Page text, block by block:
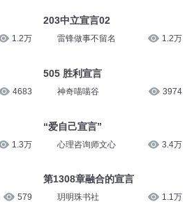
1.2万
4683
1.3万
579
203中立宣言02
雷锋做事不留名 1.2万
505 胜利宣言
神奇喵喵谷 3974
“爱自己宣言”
心理咨询师文心 3.4万
第1308章融合的宣言
玥明珠书社 1.1万